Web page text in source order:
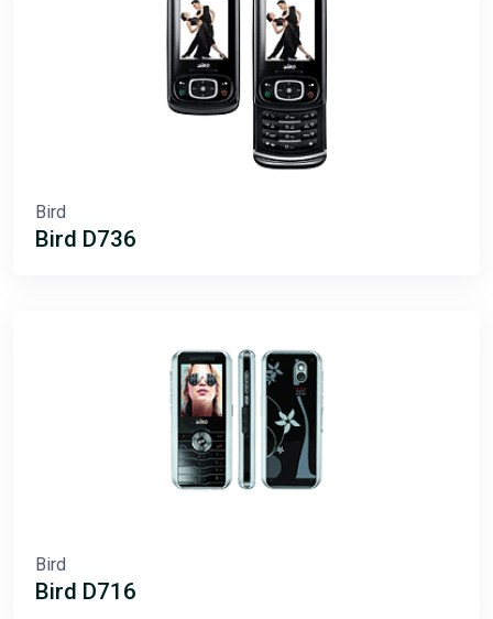
Bird
Bird D736
Bird
Bird D716